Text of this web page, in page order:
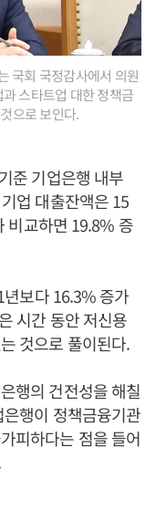
국회 국정감사에서 의원
스타트업 대한 정책금
으로 보인다.
준 기업은행 내부
업 대출잔액은 15
비교하면 19.8% 증
보다 16.3% 증가
시간 동안 저신용
것으로 풀이된다.
행의 건전성을 해칠
행이 정책금융기관
피하다는 점을 들어